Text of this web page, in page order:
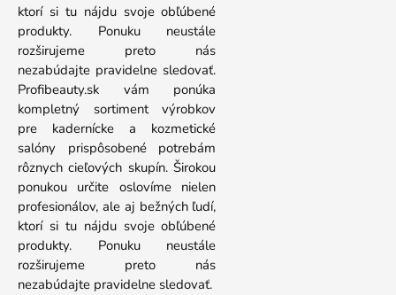
ktorí si tu nájdu svoje obľúbené
produkty. Ponuku neustále
rozširujeme preto nás
nezabúdajte pravidelne sledovať.
Profibeauty.sk vám ponúka
kompletný sortiment výrobkov
pre kadernícke a kozmetické
salóny prispôsobené potrebám
rôznych cieľových skupín. Širokou
ponukou určite oslovíme nielen
profesionálov, ale aj bežných ľudí,
ktorí si tu nájdu svoje obľúbené
produkty. Ponuku neustále
rozširujeme preto nás
nezabúdajte pravidelne sledovať.